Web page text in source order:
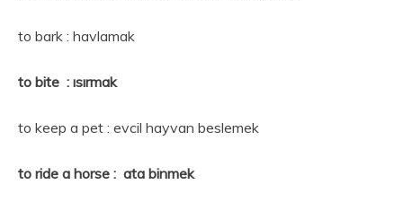
to bark : havlamak
to bite : ısırmak
to keep a pet : evcil hayvan beslemek
to ride a horse : ata binmek